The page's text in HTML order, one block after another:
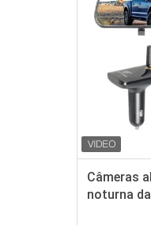
Câmeras
noturna